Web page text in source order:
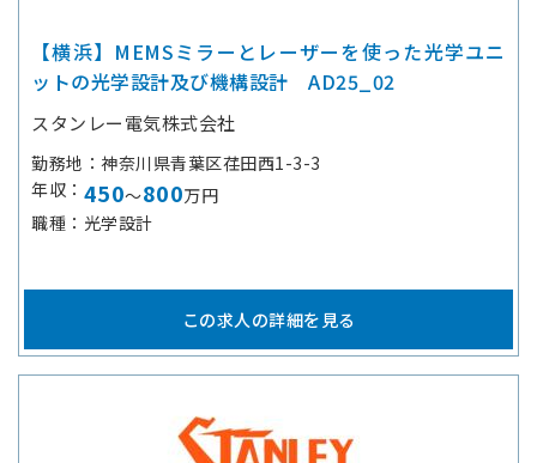
【横浜】MEMSミラーとレーザーを使った光学ユニ
ットの光学設計及び機構設計 AD25_02
スタンレー電気株式会社
勤務地
神奈川県青葉区荏田西1-3-3
年収
450～800万円
職種
光学設計
この求人の詳細を見る